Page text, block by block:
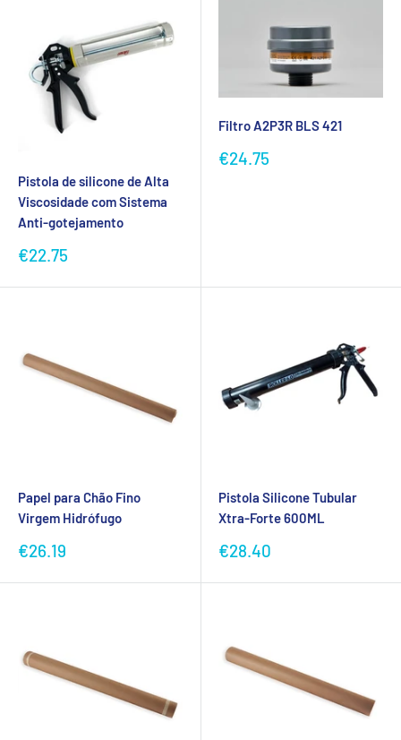
Pistola de silicone de Alta
Viscosidade com Sistema
Anti-gotejamento
Preço
€22.75
Filtro A2P3R BLS 421
Preço
€24.75
Papel para Chão Fino
Virgem Hidrófugo
Preço
€26.19
Pistola Silicone Tubular
Xtra-Forte 600ML
Preço
€28.40